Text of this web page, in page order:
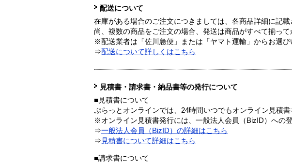
配送について
在庫がある場合のご注文につきましては、各商品詳細に記
尚、複数の商品をご注文の場合、発送は商品がすべて揃って
※配送業者は「佐川急便」または「ヤマト運輸」からお選び
⇒配送について詳しくはこちら
見積書・請求書・納品書等の発行について
■見積書について
ぷらっとオンラインでは、24時間いつでもオンライン見積書
※オンライン見積書発行には、一般法人会員（BizID）への登
⇒一般法人会員（BizID）の詳細はこちら
⇒ 見積書について詳細はこちら
■請求書について